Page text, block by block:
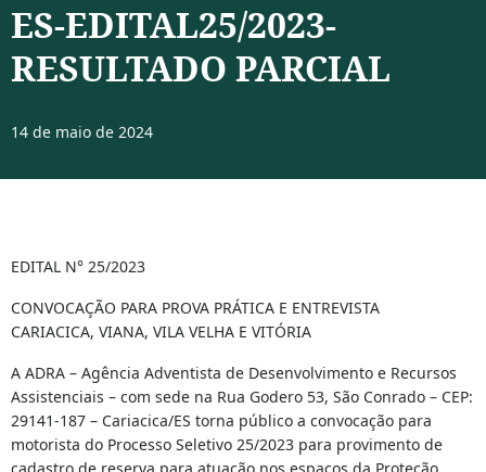
ES-EDITAL25/2023-
RESULTADO PARCIAL
14 de maio de 2024
EDITAL N° 25/2023
CONVOCAÇÃO PARA PROVA PRÁTICA E ENTREVISTA
CARIACICA, VIANA, VILA VELHA E VITÓRIA
A ADRA – Agência Adventista de Desenvolvimento e Recursos
Assistenciais – com sede na Rua Godero 53, São Conrado – CEP:
29141-187 – Cariacica/ES torna público a convocação para
motorista do Processo Seletivo 25/2023 para provimento de